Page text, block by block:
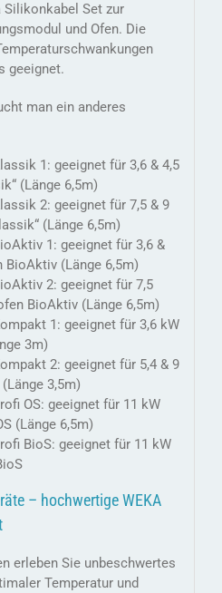
Set zur
und Ofen. Die
geeignet.
man ein anderes
1: geeignet für 3,6 & 4,5
(Länge 6,5m)
2: geeignet für 7,5 & 9
(Länge 6,5m)
1: geeignet für 3,6 &
BioAktiv (Länge 6,5m)
2: geeignet für 7,5
BioAktiv (Länge 6,5m)
1: geeignet für 3,6 kW
3m)
2: geeignet für 5,4 & 9
3,5m)
OS: geeignet für 11 kW
(Länge 6,5m)
BioS: geeignet für 11 kW
– hochwertige WEKA
erleben Sie unbeschwertes
Temperatur und